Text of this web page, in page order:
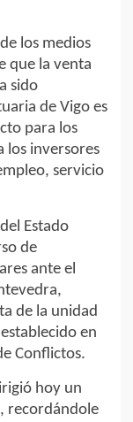
los medios
que la venta
sido
de Vigo es
para los
los inversores
servicio
Estado
de
ante el
de la unidad
en
Conflictos.
hoy un
recordándole